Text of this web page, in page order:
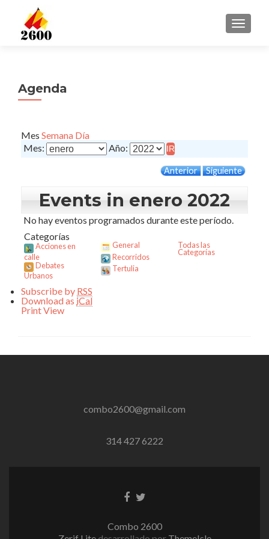
Agenda
Mes Semana Día
Mes:
Año:
Anterior Siguiente
Events in enero 2022
No hay eventos programados durante este período.
Categorías
Acciones en
calle
Debates
Urbanos
General
Recorridos
Tertulia
Todas las
Categorías
Subscribe by RSS
Download as iCal
PrintView
combo2600@gmail.com
314 427 6222
EnlaceEnlace
Combo 2600